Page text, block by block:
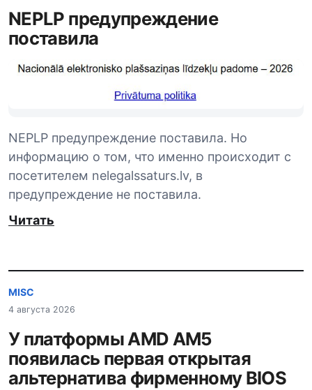
NEPLP предупреждение
поставила
NEPLP предупреждение поставила. Но
информацию о том, что именно происходит с
посетителем nelegalssaturs.lv, в
предупреждение не поставила.
Читать
MISC
4 августа 2026
У платформы AMD AM5
появилась первая открытая
альтернатива фирменному BIOS